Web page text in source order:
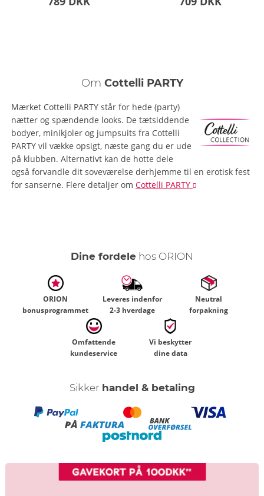
Om Cottelli PARTY
Mærket Cottelli PARTY står for hede (party)
nætter og spændende looks. De tætsiddende
bodyer, minikjoler og jumpsuits fra Cottelli
PARTY vil vække opsigt, næste gang du er ude
på klubben. Alternativt kan de hotte dele
også forvandle dit soveværelse derhjemme til en erotisk fest
for sanserne. Flere detaljer om Cottelli PARTY
Dine fordele hos ORION
ORION
bonusprogrammet
Leveres indenfor
2-3 hverdage
Neutral
forpakning
Omfattende
kundeservice
Vi beskytter
dine data
Sikker handel & betaling